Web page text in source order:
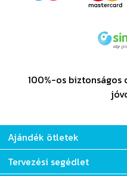
100%-os biztonságos
Ajándék ötletek